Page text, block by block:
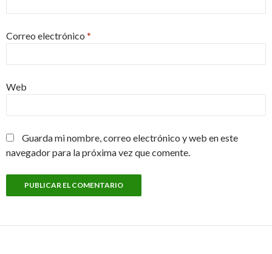
Correo electrónico *
Web
Guarda mi nombre, correo electrónico y web en este
navegador para la próxima vez que comente.